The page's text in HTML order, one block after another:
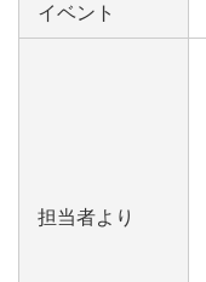
イベント
担当者より